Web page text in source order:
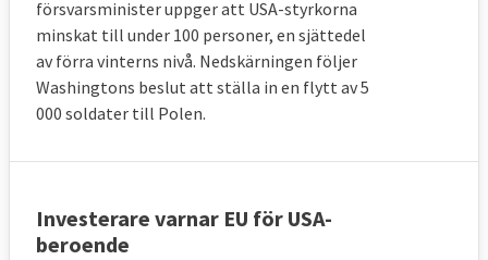
försvarsminister uppger att USA-styrkorna
minskat till under 100 personer, en sjättedel
av förra vinterns nivå. Nedskärningen följer
Washingtons beslut att ställa in en flytt av 5
000 soldater till Polen.
Investerare varnar EU för USA-
beroende